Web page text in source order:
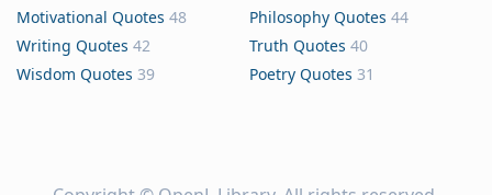
Motivational Quotes 48 Philosophy Quotes 44
Writing Quotes 42 Truth Quotes 40
Wisdom Quotes 39 Poetry Quotes 31